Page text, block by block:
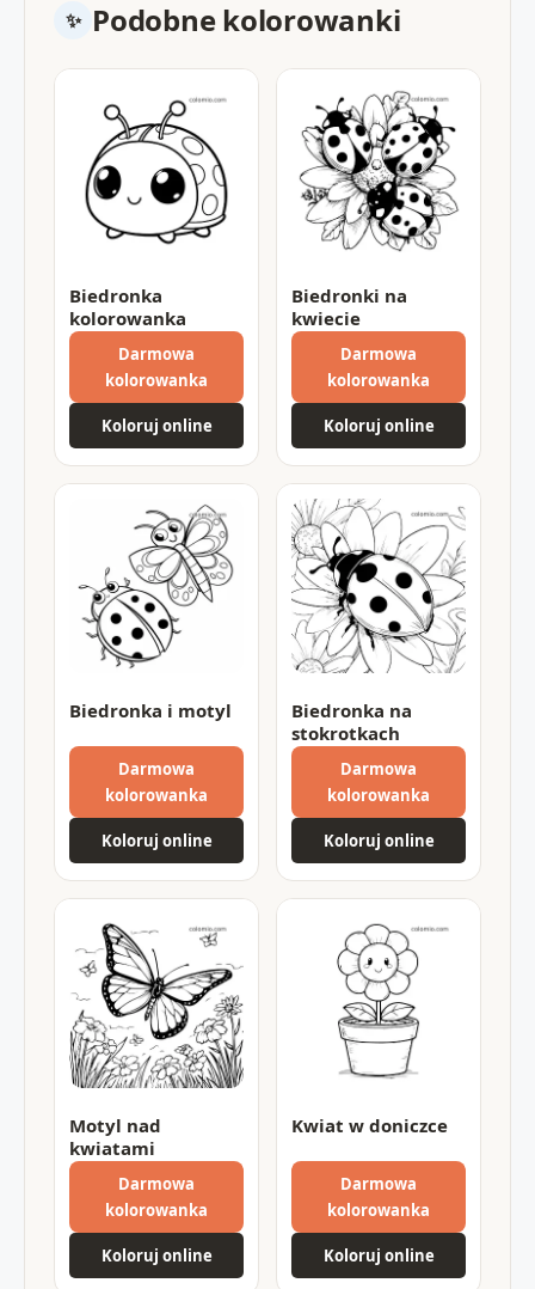
Podobne kolorowanki
Biedronka
kolorowanka
Darmowa
kolorowanka
Koloruj online
Biedronki na
kwiecie
Darmowa
kolorowanka
Koloruj online
Biedronka i motyl
Darmowa
kolorowanka
Koloruj online
Biedronka na
stokrotkach
Darmowa
kolorowanka
Koloruj online
Motyl nad
kwiatami
Darmowa
kolorowanka
Koloruj online
Kwiat w doniczce
Darmowa
kolorowanka
Koloruj online